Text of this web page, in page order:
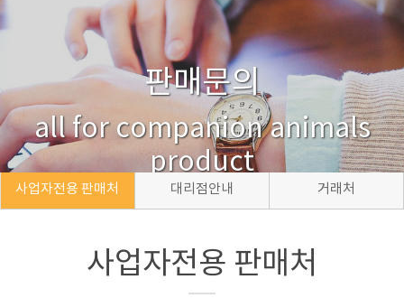
판매문의
all for companion animals
product
사업자전용 판매처 대리점안내 거래처
사업자전용 판매처